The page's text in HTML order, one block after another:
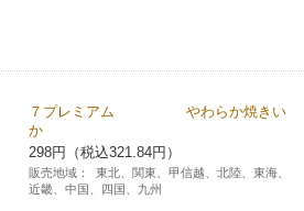
ドカード
知らせ
ネットショッピング
７プレミアム やわらか焼きい
か
298円（税込321.84円）
販売地域：
東北、関東、甲信越、北陸、東海、
近畿、中国、四国、九州